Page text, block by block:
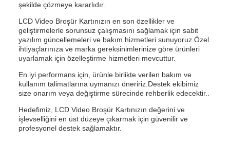
şekilde çözmeye kararlıdır.
LCD Video Broşür Kartınızın en son özellikler ve
geliştirmelerle sorunsuz çalışmasını sağlamak için sabit
yazılım güncellemeleri ve bakım hizmetleri sunuyoruz.Özel
ihtiyaçlarınıza ve marka gereksinimlerinize göre ürünleri
uyarlamak için özelleştirme hizmetleri mevcuttur.
En iyi performans için, ürünle birlikte verilen bakım ve
kullanım talimatlarına uymanızı öneririz.Destek ekibimiz
size onarım veya değiştirme sürecinde rehberlik edecektir..
Hedefimiz, LCD Video Broşür Kartınızın değerini ve
işlevselliğini en üst düzeye çıkarmak için güvenilir ve
profesyonel destek sağlamaktır.